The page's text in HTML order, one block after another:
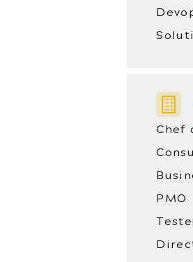
Chef
PMO